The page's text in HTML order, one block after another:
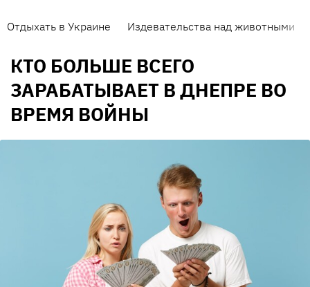
Отдыхать в Украине Издевательства над животными
КТО БОЛЬШЕ ВСЕГО
ЗАРАБАТЫВАЕТ В ДНЕПРЕ ВО
ВРЕМЯ ВОЙНЫ